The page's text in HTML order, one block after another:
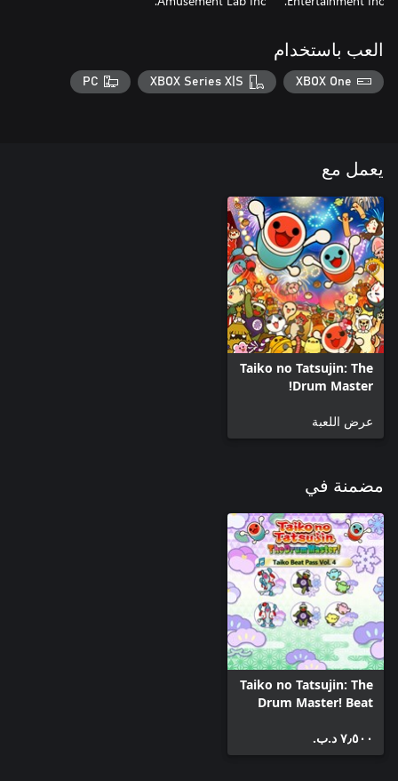
العب باستخدام
XBOX One
XBOX Series X|S
PC
يعمل مع
Taiko no Tatsujin: The
Drum Master!
عرض اللعبة
مضمنة في
Taiko no Tatsujin: The
Drum Master! Beat
٧٫٥٠٠ د.ب.‏